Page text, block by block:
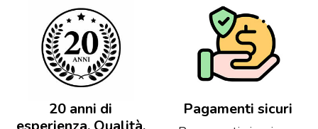
20 anni di
Pagamenti sicuri